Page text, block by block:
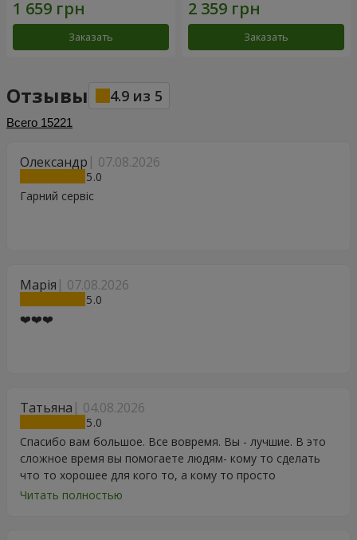
Заказать Заказать
Отзывы 4.9 из 5
Всего 15221
Олександр 07.08.2026
5
Гарний сервіс
Марія 07.08.2026
5
❤️❤️❤️
Татьяна 04.08.2026
5
Спасибо вам большое. Все вовремя. Вы - лучшие. В это
сложное время вы помогаете людям- кому то сделать
что то хорошее для кого то, а кому то просто
порадоваться цветам, подарку, тортику, поздравлению.
Читать полностью